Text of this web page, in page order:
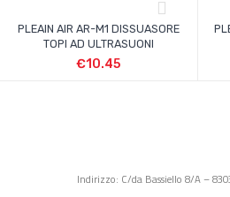
PLEAIN AIR AR-M1 DISSUASORE
TOPI AD ULTRASUONI
€10.45
Indirizzo: C/da Bassiello 8/A –